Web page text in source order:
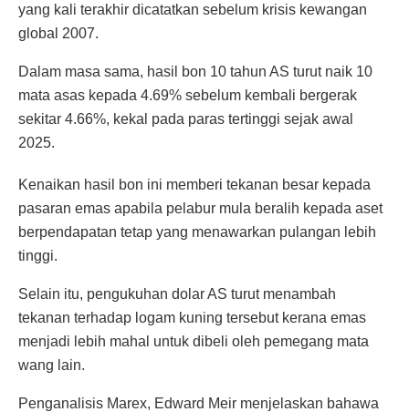
yang kali terakhir dicatatkan sebelum krisis kewangan
global 2007.
Dalam masa sama, hasil bon 10 tahun AS turut naik 10
mata asas kepada 4.69% sebelum kembali bergerak
sekitar 4.66%, kekal pada paras tertinggi sejak awal
2025.
Kenaikan hasil bon ini memberi tekanan besar kepada
pasaran emas apabila pelabur mula beralih kepada aset
berpendapatan tetap yang menawarkan pulangan lebih
tinggi.
Selain itu, pengukuhan dolar AS turut menambah
tekanan terhadap logam kuning tersebut kerana emas
menjadi lebih mahal untuk dibeli oleh pemegang mata
wang lain.
Penganalisis Marex, Edward Meir menjelaskan bahawa